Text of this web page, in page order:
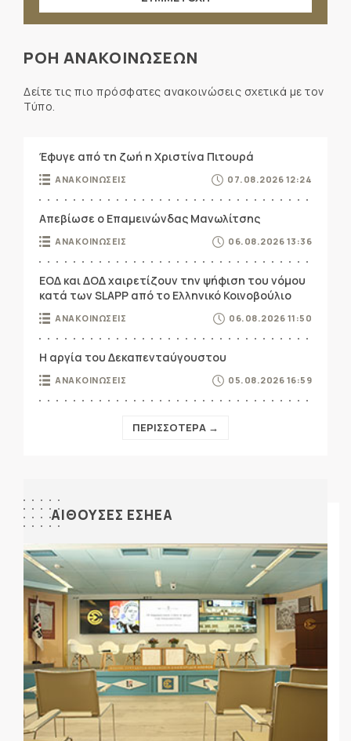
ΡΟΗ ΑΝΑΚΟΙΝΩΣΕΩΝ
Δείτε τις πιο πρόσφατες ανακοινώσεις σχετικά με τον
Τύπο.
Έφυγε από τη ζωή η Χριστίνα Πιτουρά
ΑΝΑΚΟΙΝΩΣΕΙΣ 07.08.2026 12:24
Απεβίωσε ο Επαμεινώνδας Μανωλίτσης
ΑΝΑΚΟΙΝΩΣΕΙΣ 06.08.2026 13:36
ΕΟΔ και ΔΟΔ χαιρετίζουν την ψήφιση του νόμου
κατά των SLAPP από το Ελληνικό Κοινοβούλιο
ΑΝΑΚΟΙΝΩΣΕΙΣ 06.08.2026 11:50
Η αργία του Δεκαπενταύγουστου
ΑΝΑΚΟΙΝΩΣΕΙΣ 05.08.2026 16:59
ΠΕΡΙΣΣΟΤΕΡΑ →
ΑΙΘΟΥΣΕΣ ΕΣΗΕΑ